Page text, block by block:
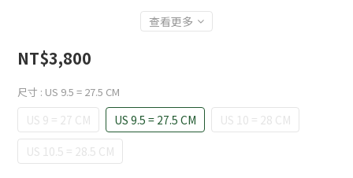
查看更多
NT$3,800
尺寸 : US 9.5 = 27.5 CM
US 9 = 27 CM US 9.5 = 27.5 CM
US 10 = 28 CM
US 10.5 = 28.5 CM